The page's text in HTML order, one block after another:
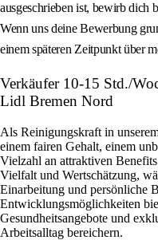
ausgeschrieben ist, bewirb dich
Wenn uns deine Bewerbung
einem späteren Zeitpunkt über
Verkäufer 10-15 Std./
Lidl Bremen Nord
Als Reinigungskraft in
einem fairen Gehalt, einem
Vielzahl an attraktiven
Vielfalt und Wertschätzung,
Einarbeitung und persönliche
Entwicklungsmöglichkeiten
Gesundheitsangebote und
Arbeitsalltag bereichern.